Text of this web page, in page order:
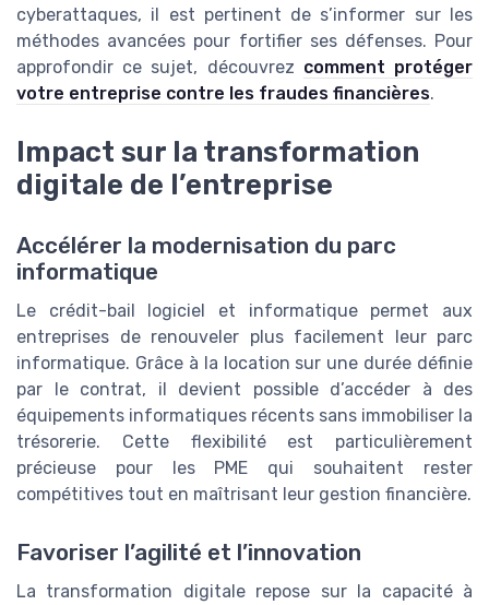
cyberattaques, il est pertinent de s’informer sur les
méthodes avancées pour fortifier ses défenses. Pour
approfondir ce sujet, découvrez comment protéger
votre entreprise contre les fraudes financières.
Impact sur la transformation
digitale de l’entreprise
Accélérer la modernisation du parc
informatique
Le crédit-bail logiciel et informatique permet aux
entreprises de renouveler plus facilement leur parc
informatique. Grâce à la location sur une durée définie
par le contrat, il devient possible d’accéder à des
équipements informatiques récents sans immobiliser la
trésorerie. Cette flexibilité est particulièrement
précieuse pour les PME qui souhaitent rester
compétitives tout en maîtrisant leur gestion financière.
Favoriser l’agilité et l’innovation
La transformation digitale repose sur la capacité à